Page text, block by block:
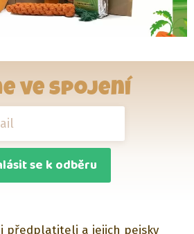
ve spojení
se k odběru
předplatiteli a jejich pejsky